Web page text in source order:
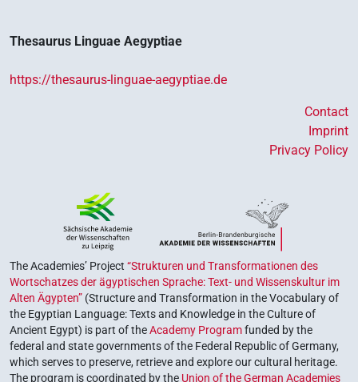
Thesaurus Linguae Aegyptiae
https://thesaurus-linguae-aegyptiae.de
Contact
Imprint
Privacy Policy
The Academies’ Project “Strukturen und Transformationen des
Wortschatzes der ägyptischen Sprache: Text- und Wissenskultur im
Alten Ägypten” (Structure and Transformation in the Vocabulary of
the Egyptian Language: Texts and Knowledge in the Culture of
Ancient Egypt) is part of theAcademy Programfunded by the
federal and state governments of the Federal Republic of Germany,
which serves to preserve, retrieve and explore our cultural heritage.
The program is coordinated by the Union of the German Academies